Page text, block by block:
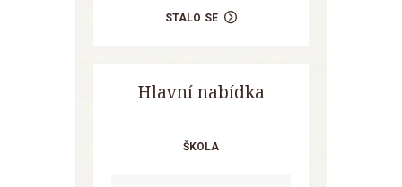
STALO SE
Hlavní nabídka
ŠKOLA